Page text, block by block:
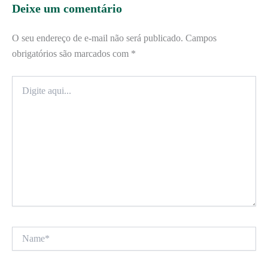
Deixe um comentário
O seu endereço de e-mail não será publicado. Campos
obrigatórios são marcados com *
aqui...